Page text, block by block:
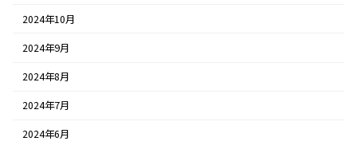
2024年10月
2024年9月
2024年8月
2024年7月
2024年6月